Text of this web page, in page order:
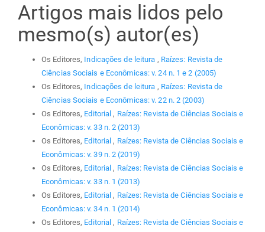
Artigos mais lidos pelo
mesmo(s) autor(es)
Os Editores, Indicações de leitura , Raízes: Revista de
Ciências Sociais e Econômicas: v. 24 n. 1 e 2 (2005)
Os Editores, Indicações de leitura , Raízes: Revista de
Ciências Sociais e Econômicas: v. 22 n. 2 (2003)
Os Editores, Editorial , Raízes: Revista de Ciências Sociais e
Econômicas: v. 33 n. 2 (2013)
Os Editores, Editorial , Raízes: Revista de Ciências Sociais e
Econômicas: v. 39 n. 2 (2019)
Os Editores, Editorial , Raízes: Revista de Ciências Sociais e
Econômicas: v. 33 n. 1 (2013)
Os Editores, Editorial , Raízes: Revista de Ciências Sociais e
Econômicas: v. 34 n. 1 (2014)
Os Editores, Editorial , Raízes: Revista de Ciências Sociais e